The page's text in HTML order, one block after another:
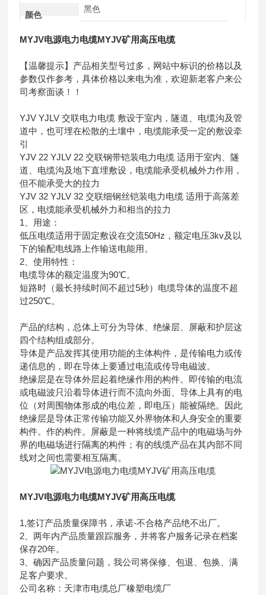
颜色
黑色
MYJV电源电力电缆MYJV矿用高压电缆
【温馨提示】产品相关型号过多，网站中标识的价格以及
参数仅作参考，具体价格以来电为准，欢迎新老客户来公
司考察面谈！！
YJV YJLV 交联电力电缆 敷设于室内，隧道、电缆沟及管
道中，也可埋在松散的土壤中，电缆能承受一定的敷设牵
引
YJV 22 YJLV 22 交联钢带铠装电力电缆 适用于室内、隧
道、电缆沟及地下直埋敷设，电缆能承受机械外力作用，
但不能承受大的拉力
YJV 32 YJLV 32 交联细钢丝铠装电力电缆 适用于高落差
区，电缆能承受机械外力和相当的拉力
1、用途：
低压电缆适用于固定敷设在交流50Hz，额定电压3kv及以
下的输配电线路上作输送电能用。
2、使用特性：
电缆导体的额定温度为90℃。
短路时（最长持续时间不超过5秒）电缆导体的温度不超
过250℃。
产品的结构，总体上可分为导体、绝缘层、屏蔽和护层这
四个结构组成部分。
导体是产品发挥其使用功能的主体构件，是传输电力或传
递信息的，即在导体上要通过电流或传导电磁波。
绝缘层是在导体外层起着绝缘作用的构件。即传输的电流
或电磁波只沿着导体进行而不流向外面、导体上具有的电
位（对周围物体形成的电位差，即电压）能被隔绝。因此
绝缘层是导体正常传输功能又外界物体和人身安全的重要
构件。作的构件。屏蔽是一种将线缆产品中的电磁场与外
界的电磁场进行隔离的构件；有的线缆产品在其内部不同
线对之间也需要相互隔离。
MYJV电源电力电缆MYJV矿用高压电缆
1,签订产品质量保障书，承诺-不合格产品绝不出厂。
2、两年内产品质量跟踪服务，并将客户服务记录在档案
保存20年。
3、确因产品质量问题，我公司将保修、包退、包换、满
足客户要求。
公司名称：天津市电缆总厂橡塑电缆厂